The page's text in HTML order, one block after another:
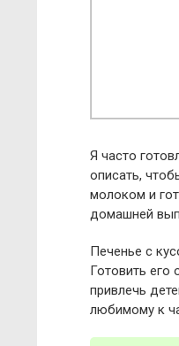
Я часто
описать,
молоком и
домашней
Печенье с
Готовить его
привлечь
любимому к